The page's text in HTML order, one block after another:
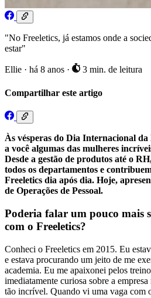
"No Freeletics, já estamos onde a
estar"
Ellie · há 8 anos · 3 min. de leitura
Compartilhar este artigo
Às vésperas do Dia Internacional
a você algumas das mulheres
Desde a gestão de produtos até o
todos os departamentos e
Freeletics dia após dia. Hoje,
de Operações de Pessoal.
Poderia falar um pouco mais
com o Freeletics?
Conheci o Freeletics em 2015. Eu
e estava procurando um jeito de me
academia. Eu me apaixonei pelos
imediatamente curiosa sobre a
tão incrível. Quando vi uma vaga com